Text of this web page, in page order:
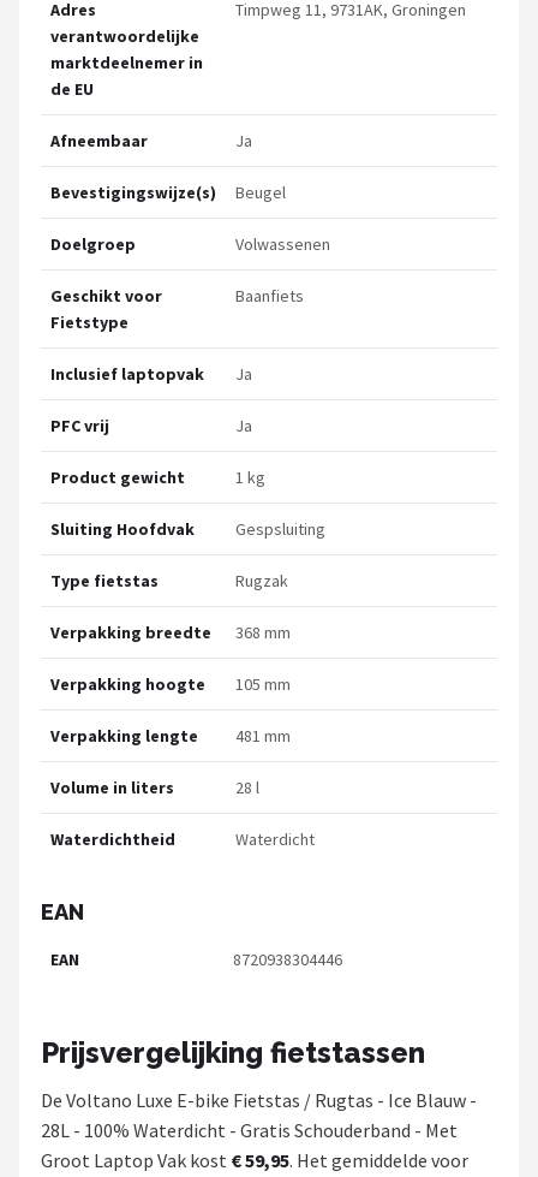
Adres
verantwoordelijke
marktdeelnemer in
de EU
Timpweg 11, 9731AK, Groningen
Afneembaar Ja
Bevestigingswijze(s) Beugel
Doelgroep Volwassenen
Geschikt voor
Fietstype
Baanfiets
Inclusief laptopvak Ja
PFC vrij Ja
Product gewicht 1 kg
Sluiting Hoofdvak Gespsluiting
Type fietstas Rugzak
Verpakking breedte 368 mm
Verpakking hoogte 105 mm
Verpakking lengte 481 mm
Volume in liters 28 l
Waterdichtheid Waterdicht
EAN
EAN 8720938304446
Prijsvergelijking fietstassen
De Voltano Luxe E-bike Fietstas / Rugtas - Ice Blauw -
28L - 100% Waterdicht - Gratis Schouderband - Met
Groot Laptop Vak kost € 59,95. Het gemiddelde voor